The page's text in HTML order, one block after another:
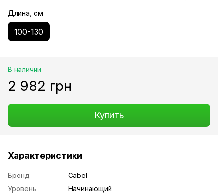
Длина, см
100-130
В наличии
2 982 грн
Купить
Характеристики
Бренд
Gabel
Уровень
Начинающий